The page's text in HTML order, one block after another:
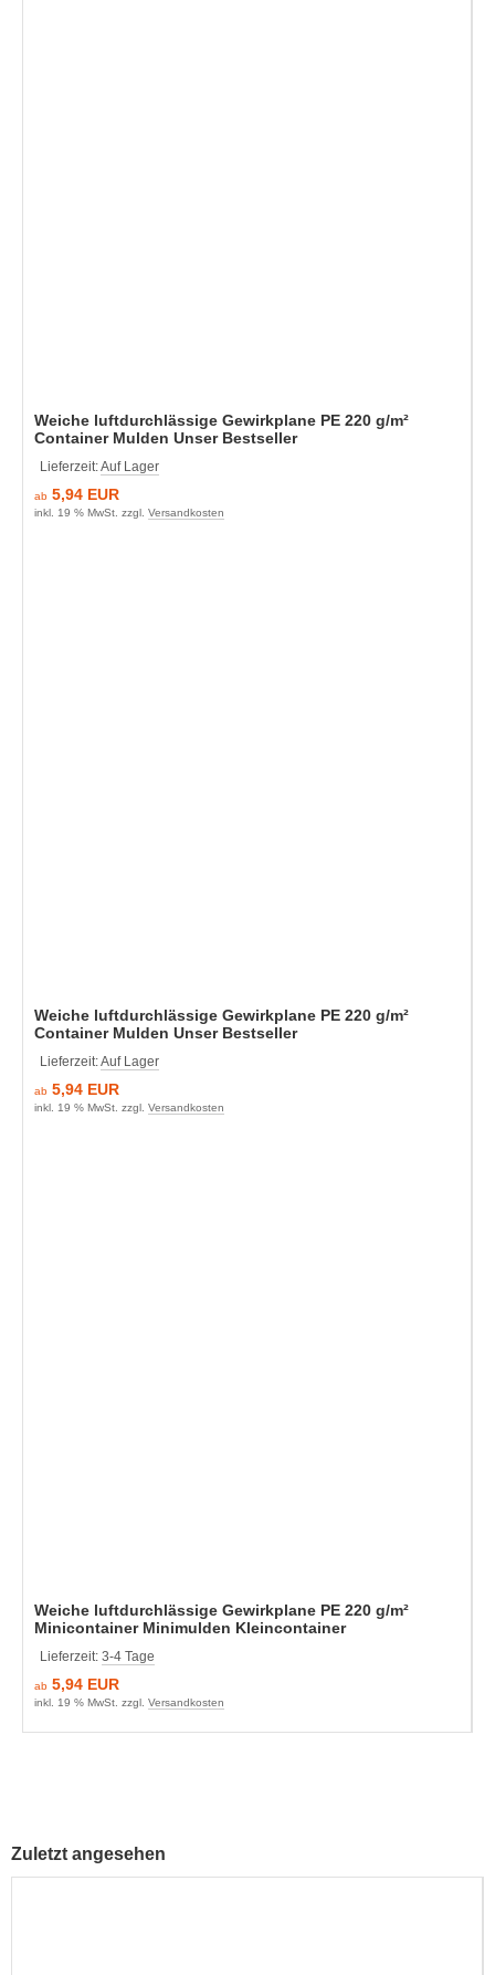
Weiche luftdurchlässige Gewirkplane PE 220 g/m²
Container Mulden Unser Bestseller
Lieferzeit:Auf Lager
ab 5,94 EUR
inkl. 19 % MwSt. zzgl. Versandkosten
Weiche luftdurchlässige Gewirkplane PE 220 g/m²
Container Mulden Unser Bestseller
Lieferzeit:Auf Lager
ab 5,94 EUR
inkl. 19 % MwSt. zzgl. Versandkosten
Weiche luftdurchlässige Gewirkplane PE 220 g/m²
Minicontainer Minimulden Kleincontainer
Lieferzeit: 3-4 Tage
ab 5,94 EUR
inkl. 19 % MwSt. zzgl. Versandkosten
Zuletzt angesehen